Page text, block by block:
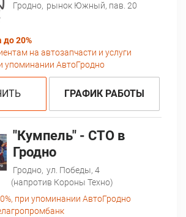
Гродно, рынок Южный, пав. 20
до 20%
на автозапчасти и услуги
упоминании АвтоГродно
ГРАФИК РАБОТЫ
"Кумпель" - СТО в
Гродно
Гродно, ул. Победы, 4
(напротив Короны Техно)
при упоминании АвтоГродно